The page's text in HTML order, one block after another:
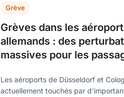
Grève
Grèves dans les
allemands : des
massives pour les
Les aéroports de Düsseldorf et
actuellement touchés par